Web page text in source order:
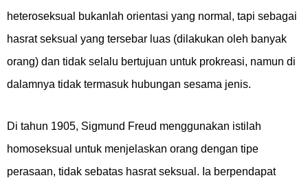
heteroseksual bukanlah orientasi yang normal, tapi sebagai
hasrat seksual yang tersebar luas (dilakukan oleh banyak
orang) dan tidak selalu bertujuan untuk prokreasi, namun di
dalamnya tidak termasuk hubungan sesama jenis.
Di tahun 1905, Sigmund Freud menggunakan istilah
homoseksual untuk menjelaskan orang dengan tipe
perasaan, tidak sebatas hasrat seksual. Ia berpendapat